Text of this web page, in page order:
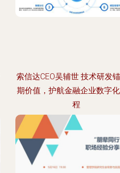
索信达CEO吴辅世 技术研发
期价值，护航金融企业数字
程